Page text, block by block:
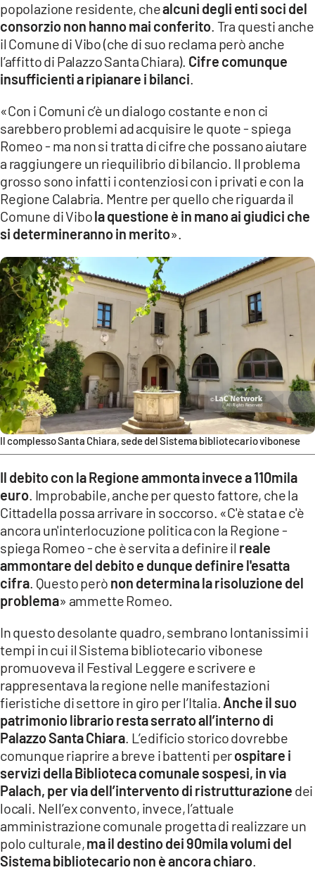
popolazione residente, chealcuni degli enti soci del
consorzio non hanno mai conferito . Tra questi anche
il Comune di Vibo (che di suo reclama però anche
l’affitto di Palazzo Santa Chiara). Cifre comunque
insufficienti a ripianare i bilanci
«Con i Comuni c’è un dialogo costante e non ci
sarebbero problemi ad acquisire le quote - spiega
Romeo - ma non si tratta di cifre che possano aiutare
a raggiungere un riequilibrio di bilancio. Il problema
grosso sono infatti i contenziosi con i privati e con la
Regione Calabria. Mentre per quello che riguarda il
Comune di Vibola questione è in mano ai giudici che
si determineranno in merito».
Il complesso Santa Chiara, sede del Sistema bibliotecario vibonese
Il debito con la Regione ammonta invece a 110mila
euro . Improbabile, anche per questo fattore, che la
Cittadella possa arrivare in soccorso. «C'è stata e c'è
ancora un'interlocuzione politica con la Regione -
spiega Romeo - che è servita a definire il reale
ammontare del debito e dunque definire l'esatta
cifra . Questo però non determina la risoluzione del
problema» ammette Romeo.
In questo desolante quadro, sembrano lontanissimi i
tempi in cui il Sistema bibliotecario vibonese
promuoveva il Festival Leggere e scrivere e
rappresentava la regione nelle manifestazioni
fieristiche di settore in giro per l’Italia. Anche il suo
patrimonio librario resta serrato all’interno di
Palazzo Santa Chiara . L’edificio storico dovrebbe
comunque riaprire a breve i battenti perospitare i
servizi della Biblioteca comunale sospesi, in via
Palach, per via dell’intervento di ristrutturazione dei
locali. Nell’ex convento, invece, l’attuale
amministrazione comunale progetta di realizzare un
polo culturale,ma il destino dei 90mila volumi del
Sistema bibliotecario non è ancora chiaro